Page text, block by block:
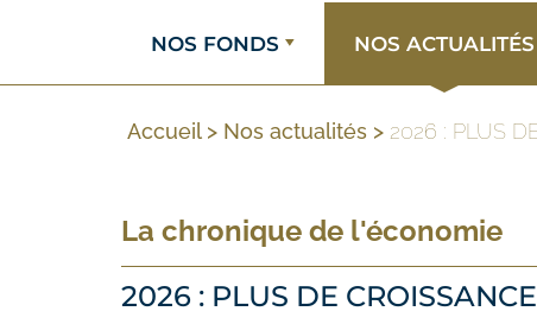
NOS FONDS NOS ACTUALITÉS
Accueil> Nos actualités > 2026 : PLUS
La chronique de l'économie
2026 : PLUS DE